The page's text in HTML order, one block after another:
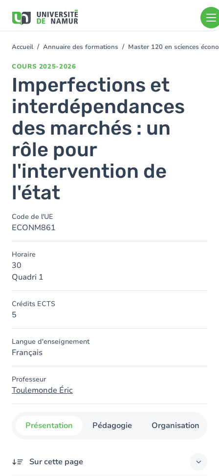
contenu
You
Accueil Annuaire des formations Master 120 en sciences
COURS 2025-2026
Imperfections et
interdépendances
des marchés : un
rôle pour
l'intervention de
l'état
Code de l'UE
ECONM861
Horaire
30
Quadri 1
Crédits ECTS
5
Langue d'enseignement
Français
Professeur
Toulemonde Éric
Présentation Pédagogie Organisation
Sur cette page